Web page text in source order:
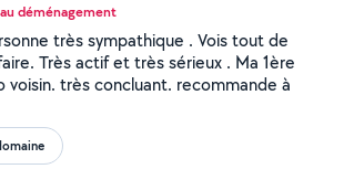
déménagement
très sympathique . Vois tout de
Très actif et très sérieux . Ma 1ère
voisin. très concluant. recommande à